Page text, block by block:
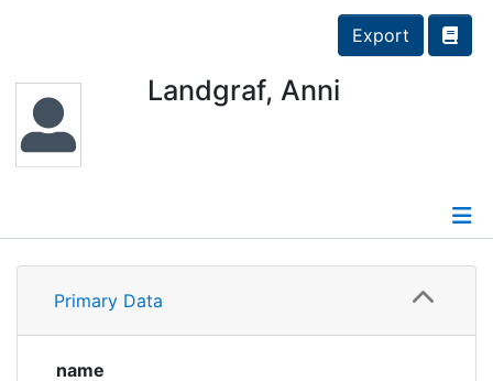
Places
Corporations
registry
Export
Landgraf, Anni
Profile
Primary Data
name